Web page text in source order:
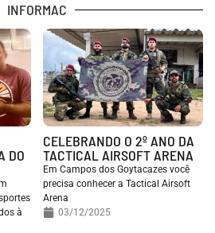
INFORMAC
DO
à
CELEBRANDO O 2º ANO DA
TACTICAL AIRSOFT ARENA
Em Campos dos Goytacazes você
precisa conhecer a Tactical Airsoft
Arena
03/12/2025